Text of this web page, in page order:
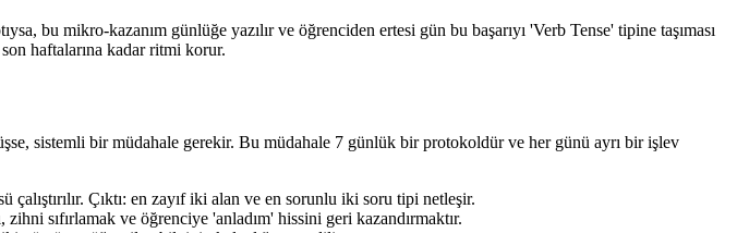
bu mikro-kazanım günlüğe yazılır ve öğrenciden ertesi gün bu başarıyı 'Verb Tense' tipine taşıması
haftalarına kadar ritmi korur.
sistemli bir müdahale gerekir. Bu müdahale 7 günlük bir protokoldür ve her günü ayrı bir işlev
Çıktı: en zayıf iki alan ve en sorunlu iki soru tipi netleşir.
sıfırlamak ve öğrenciye 'anladım' hissini geri kazandırmaktır.